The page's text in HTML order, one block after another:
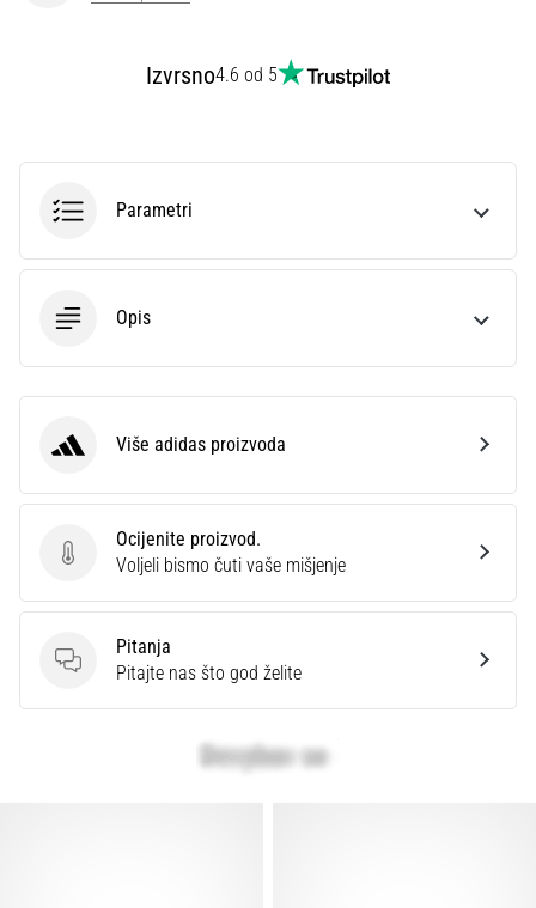
Izvrsno4.6 od 5
Parametri
Opis
Ocijenite proizvod.
Ocijenite proizvod.
Voljeli bismo čuti vaše mišjenje
Pitanja
Pitanja
Pitajte nas što god želite
adidas Više adidas proizvoda